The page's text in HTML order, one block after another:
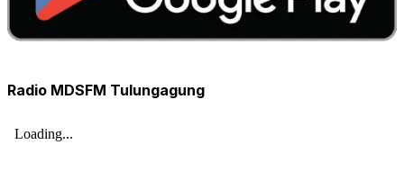
Radio MDSFM Tulungagung